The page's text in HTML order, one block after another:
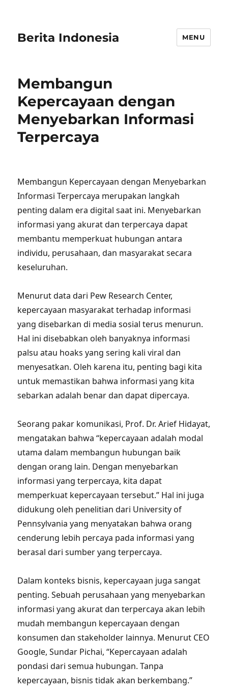
Berita Indonesia MENU
Membangun
Kepercayaan dengan
Menyebarkan Informasi
Terpercaya
Membangun Kepercayaan dengan Menyebarkan
Informasi Terpercaya merupakan langkah
penting dalam era digital saat ini. Menyebarkan
informasi yang akurat dan terpercaya dapat
membantu memperkuat hubungan antara
individu, perusahaan, dan masyarakat secara
keseluruhan.
Menurut data dari Pew Research Center,
kepercayaan masyarakat terhadap informasi
yang disebarkan di media sosial terus menurun.
Hal ini disebabkan oleh banyaknya informasi
palsu atau hoaks yang sering kali viral dan
menyesatkan. Oleh karena itu, penting bagi kita
untuk memastikan bahwa informasi yang kita
sebarkan adalah benar dan dapat dipercaya.
Seorang pakar komunikasi, Prof. Dr. Arief Hidayat,
mengatakan bahwa “kepercayaan adalah modal
utama dalam membangun hubungan baik
dengan orang lain. Dengan menyebarkan
informasi yang terpercaya, kita dapat
memperkuat kepercayaan tersebut.” Hal ini juga
didukung oleh penelitian dari University of
Pennsylvania yang menyatakan bahwa orang
cenderung lebih percaya pada informasi yang
berasal dari sumber yang terpercaya.
Dalam konteks bisnis, kepercayaan juga sangat
penting. Sebuah perusahaan yang menyebarkan
informasi yang akurat dan terpercaya akan lebih
mudah membangun kepercayaan dengan
konsumen dan stakeholder lainnya. Menurut CEO
Google, Sundar Pichai, “Kepercayaan adalah
pondasi dari semua hubungan. Tanpa
kepercayaan, bisnis tidak akan berkembang.”